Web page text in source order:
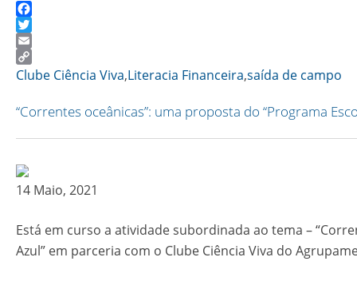
Facebook
Twitter
Email
Copy
Clube Ciência Viva,Literacia Financeira,saída de campo
“Correntes oceânicas”: uma proposta do “Programa
14 Maio, 2021
Está em curso a atividade subordinada ao tema –
Azul” em parceria com o Clube Ciência Viva do